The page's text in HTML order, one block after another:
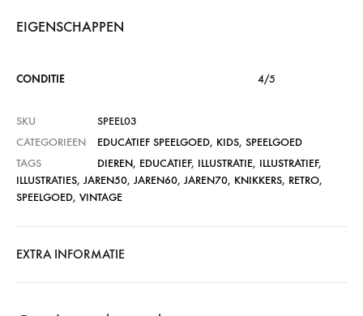
EIGENSCHAPPEN
CONDITIE 4/5
SKU
SPEEL03
CATEGORIEEN
EDUCATIEF SPEELGOED, KIDS, SPEELGOED
TAGS
DIEREN, EDUCATIEF, ILLUSTRATIE, ILLUSTRATIEF,
ILLUSTRATIES, JAREN50, JAREN60, JAREN70, KNIKKERS, RETRO,
SPEELGOED, VINTAGE
EXTRA INFORMATIE